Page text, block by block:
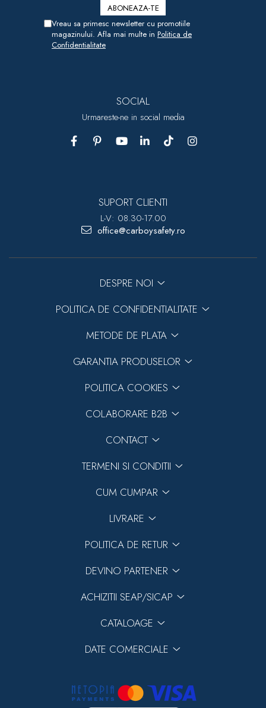
Vreau sa primesc newsletter cu promotiile
magazinului. Afla mai multe in Politica de
Confidentialitate
SOCIAL
Urmareste-ne in social media
SUPORT CLIENTI
L-V: 08.30-17.00
office@carboysafety.ro
DESPRE NOI
POLITICA DE CONFIDENTIALITATE
METODE DE PLATA
GARANTIA PRODUSELOR
POLITICA COOKIES
COLABORARE B2B
CONTACT
TERMENI SI CONDITII
CUM CUMPAR
LIVRARE
POLITICA DE RETUR
DEVINO PARTENER
ACHIZITII SEAP/SICAP
CATALOAGE
DATE COMERCIALE